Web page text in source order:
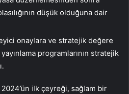
düşük olduğuna dair
onaylara ve stratejik değere
programlarının stratejik
ilk çeyreği, sağlam bir